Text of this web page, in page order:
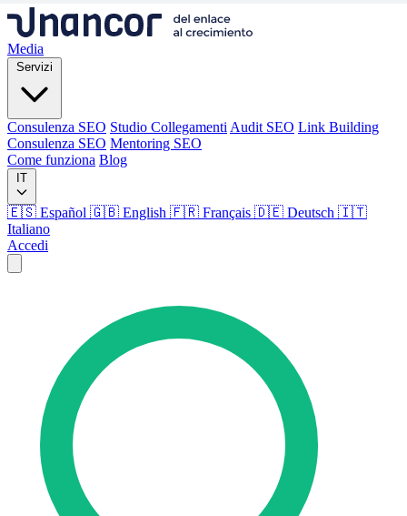
Media
Servizi
Consulenza SEO Studio Collegamenti Audit SEO Link Building
Consulenza SEO Mentoring SEO
Come funziona Blog
IT
🇪🇸 Español 🇬🇧 English 🇫🇷 Français 🇩🇪 Deutsch 🇮🇹
Italiano
Accedi
Consulenza SEO Studio Collegamenti Audit SEO
Consulenza SEO
Come funziona
Lingua
🇪🇸 ES
🇬🇧 EN
Accedi